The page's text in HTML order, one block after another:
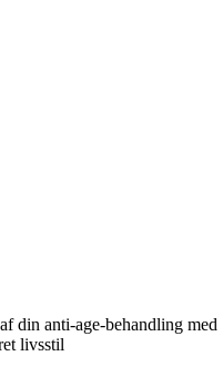
din anti-age-behandling med
livsstil